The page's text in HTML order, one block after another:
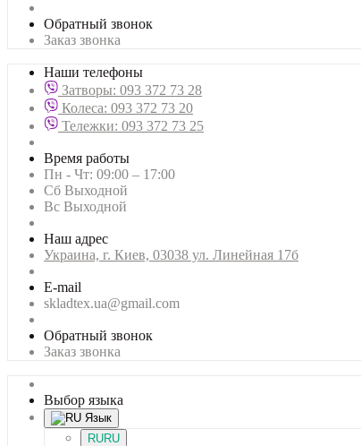
Обратный звонок
Заказ звонка
Наши телефоны
Затворы: 093 372 73 28
Колеса: 093 372 73 20
Тележки: 093 372 73 25
Время работы
Пн - Чт: 09:00 – 17:00
Сб Выходной
Вс Выходной
Наш адрес
Украина, г. Киев, 03038 ул. Линейная 17б
E-mail
skladtex.ua@gmail.com
Обратный звонок
Заказ звонка
Выбор языка
Язык
RURU